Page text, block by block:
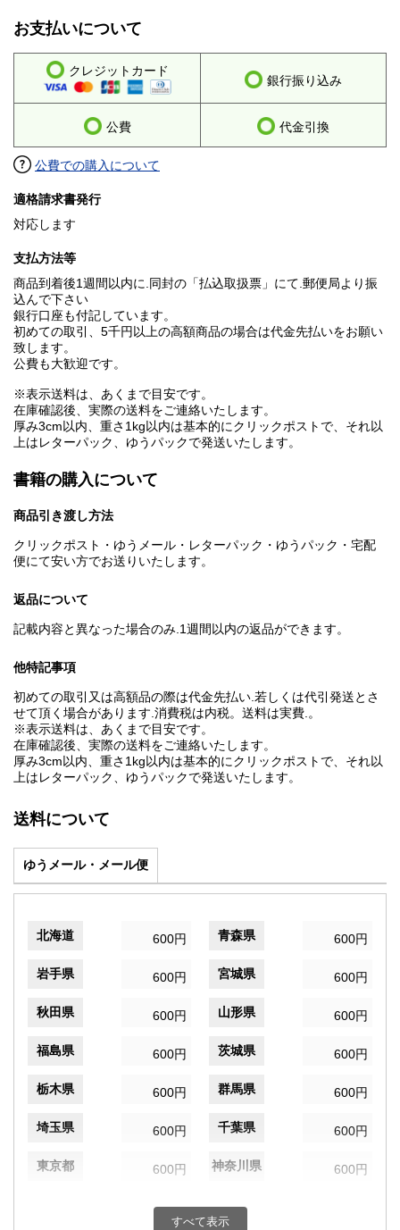
お支払いについて
クレジットカード
銀行振り込み
公費 代金引換
公費での購入について
適格請求書発行
対応します
支払方法等
商品到着後1週間以内に.同封の「払込取扱票」にて.郵便局より振
込んで下さい
銀行口座も付記しています。
初めての取引、5千円以上の高額商品の場合は代金先払いをお願い
致します。
公費も大歓迎です。
※表示送料は、あくまで目安です。
在庫確認後、実際の送料をご連絡いたします。
厚み3cm以内、重さ1kg以内は基本的にクリックポストで、それ以
上はレターパック、ゆうパックで発送いたします。
書籍の購入について
商品引き渡し方法
クリックポスト・ゆうメール・レターパック・ゆうパック・宅配
便にて安い方でお送りいたします。
返品について
記載内容と異なった場合のみ.1週間以内の返品ができます。
他特記事項
初めての取引又は高額品の際は代金先払い.若しくは代引発送とさ
せて頂く場合があります.消費税は内税。送料は実費.。
※表示送料は、あくまで目安です。
在庫確認後、実際の送料をご連絡いたします。
厚み3cm以内、重さ1kg以内は基本的にクリックポストで、それ以
上はレターパック、ゆうパックで発送いたします。
送料について
ゆうメール・メール便
北海道 600円 青森県 600円
岩手県 600円 宮城県 600円
秋田県 600円 山形県 600円
福島県 600円 茨城県 600円
栃木県 600円 群馬県 600円
埼玉県 600円 千葉県 600円
東京都 600円 神奈川県 600円
600円 富山県
すべて表示